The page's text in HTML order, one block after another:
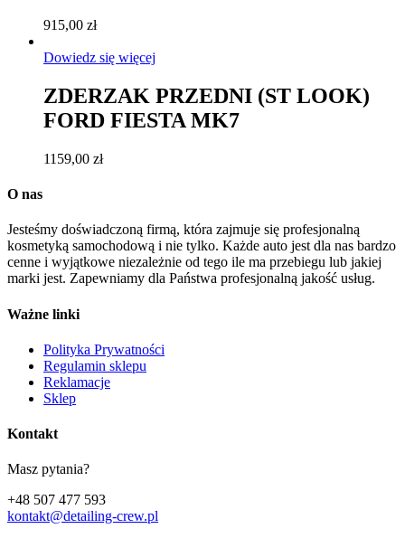
915,00 zł
Dowiedz się więcej
ZDERZAK PRZEDNI (ST LOOK)
FORD FIESTA MK7
1159,00 zł
O nas
Jesteśmy doświadczoną firmą, która zajmuje się profesjonalną
kosmetyką samochodową i nie tylko. Każde auto jest dla nas bardzo
cenne i wyjątkowe niezależnie od tego ile ma przebiegu lub jakiej
marki jest. Zapewniamy dla Państwa profesjonalną jakość usług.
Ważne linki
Polityka Prywatności
Regulamin sklepu
Reklamacje
Sklep
Kontakt
Masz pytania?
+48 507 477 593
kontakt@detailing-crew.pl